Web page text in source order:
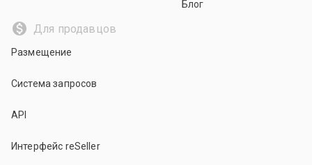
Блог
Для продавцов
Размещение
Система запросов
API
Интерфейс reSeller